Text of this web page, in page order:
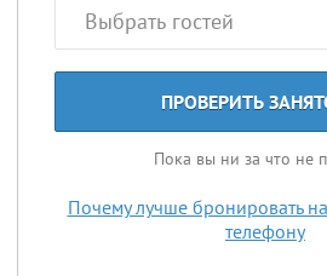
ПРОВЕРИТЬ
Пока вы ни за что не
Почему лучше бронировать
телефону